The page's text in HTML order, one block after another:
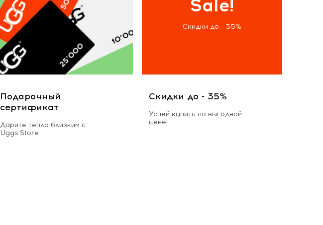
Подарочный
сертификат
Дарите тепло близким с
Uggs.Store
Sale!
Скидки до - 35%
Скидки до - 35%
Успей купить по выгодной
цене!